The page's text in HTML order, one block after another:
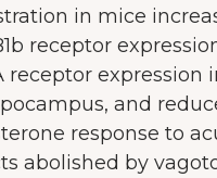
in mice
receptor
receptor expression
and
response to
abolished by